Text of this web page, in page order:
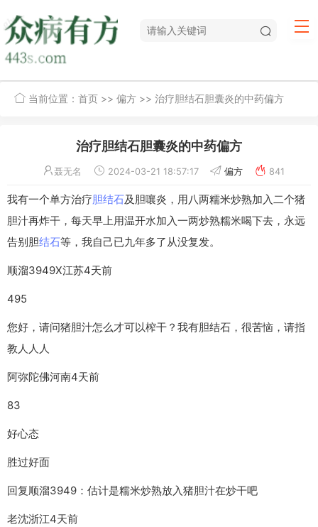
当前位置： 首页 >> 偏方 >> 治疗胆结石胆囊炎的中药偏方
治疗胆结石胆囊炎的中药偏方
聂无名 2024-03-21 18:57:17 偏方 841
我有一个单方治疗胆结石及胆嚷炎，用八两糯米炒熟加入二个猪
胆汁再炸干，每天早上用温开水加入一两炒熟糯米喝下去，永远
告别胆结石等，我自己已九年多了从没复发。
顺溜3949X江苏4天前
495
您好，请问猪胆汁怎么才可以榨干？我有胆结石，很苦恼，请指
教人人人
阿弥陀佛河南4天前
83
好心态
胜过好面
回复顺溜3949：估计是糯米炒熟放入猪胆汁在炒干吧
老沈浙江4天前